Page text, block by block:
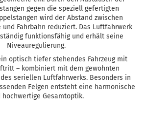
gegen die speziell gefertigten
wird der Abstand zwischen
und Fahrbahn reduziert. Das Luftfahrwerk
funktionsfähig und erhält seine
Niveauregulierung.
optisch tiefer stehendes Fahrzeug mit
– kombiniert mit dem gewohnten
seriellen Luftfahrwerks. Besonders in
Felgen entsteht eine harmonische
hochwertige Gesamtoptik.